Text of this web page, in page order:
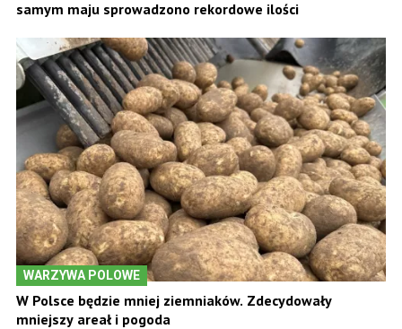
samym maju sprowadzono rekordowe ilości
WARZYWA POLOWE
W Polsce będzie mniej ziemniaków. Zdecydowały
mniejszy areał i pogoda